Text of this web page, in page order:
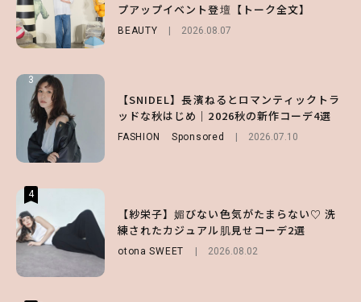
プアップイベント登壇【トーク全文】
BEAUTY 2026.08.07
3
【SNIDEL】長濱ねるとロマンティックトラ
ッドな秋はじめ｜2026秋の新作コーデ4選
FASHION Sponsored 2026.07.10
4
【紗栄子】媚びない色気がたまらない♡ 洗
練されたカジュアル肌見せコーデ2選
otona SWEET 2026.08.02
ビュー！
ENTERTAINMENT 2026.07.31
3
【ハローキティ】がスシローと初コラボ♡
第1弾の気になるメニュー＆限定グッズを総
チェック！
2026.07.31
4
【ALD1】グループの魅力＆素顔に迫る♡ 一
問一答をお届け！【sweet web独占】
ENTERTAINMENT 2026.08.03
い味方！【オトナミューズ9月号増刊】
FUROKU 2026.07.12
3
【谷まりあ】夏は“シアースカート”でさり
げなく肌見せ！透け感のニュアンスを楽しめ
るマストハブアイテム4選
4
【ハローキティ】がスシローと初コラボ♡
第1弾の気になるメニュー＆限定グッズを総
チェック！
2026.07.31